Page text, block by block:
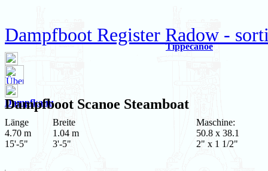
Dampfboot Register Radow -
Tippecanoe
Dampfkanu
Dampfboot Scanoe Steamboat
Länge
4.70 m
15'-5"
Breite
1.04 m
3'-5"
Maschine:
50.8 x 38.1
2" x 1 1/2"